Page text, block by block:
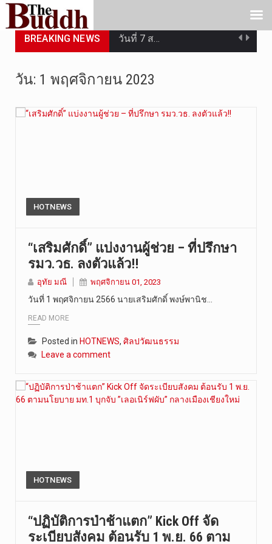
BREAKING NEWS วันที่ 7 ส…
วันที่ 5 ส…
วันศุกร์ที…
วัน: 1 พฤศจิกายน 2023
HOTNEWS
“เสริมศักดิ์” แบ่งงานผู้ช่วย – ที่ปรึกษา
รมว.วธ. ลงตัวแล้ว!!
อุทัย มณี พฤศจิกายน 01, 2023
วันที่ 1 พฤศจิกายน 2566 นายเสริมศักดิ์ พงษ์พานิช…
READ MORE
Posted in HOTNEWS, ศิลปวัฒนธรรม
Leave a comment
HOTNEWS
“ปฏิบัติการป่าช้าแตก” Kick Off จัด
ระเบียบสังคม ต้อนรับ 1 พ.ย. 66 ตาม